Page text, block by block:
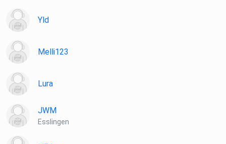
Yld
Melli123
Lura
JWM
Esslingen